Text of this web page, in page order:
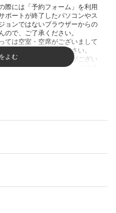
際には「予約フォーム」を利用
ポートが終了したパソコンやス
ョンではないブラウザーからの
ので、ご了承ください。
ては空室・空席がございまして
いますのでご了承ください。
のお客様の人数入力枠がござい
人数に反映致しません。ご注意
しなられても、お断りさせてい
要です。（予約のない乗下車地
中のシートベルト着用が困難な
の乗下車地をお取りすることが
最後席が5列となる場合があり